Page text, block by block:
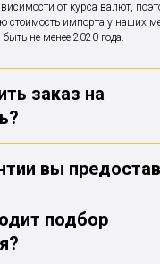
от курса валют,
стоимость импорта у наших
не менее 2020 года.
заказ на
вы
подбор